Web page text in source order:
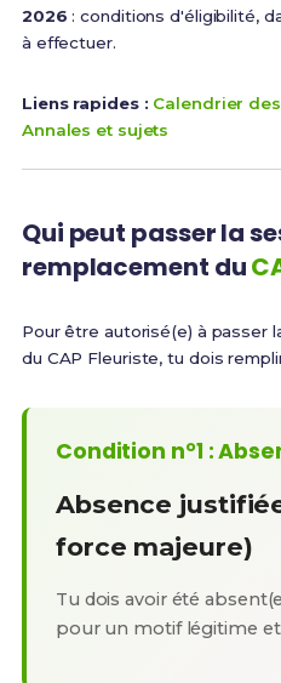
2026 : conditions d'éligibilité,
à effectuer.
Liens rapides : Calendrier
Annales et sujets
Qui peut passer la
remplacement du
Pour être autorisé(e) à passer
du CAP Fleuriste, tu dois
Condition n°1 :
Absence
force majeure)
Tu dois avoir été
pour un motif légitime et